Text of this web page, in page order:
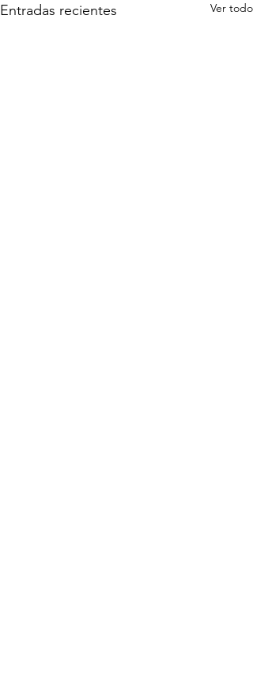
Entradas recientes Ver todo